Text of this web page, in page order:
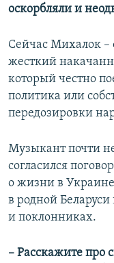
оскорбляли и
Сейчас Михалок –
жесткий
который честно
политика или
передозировки
Музыкант почти
согласился
о жизни в
в родной
и поклонниках.
– Расскажите про